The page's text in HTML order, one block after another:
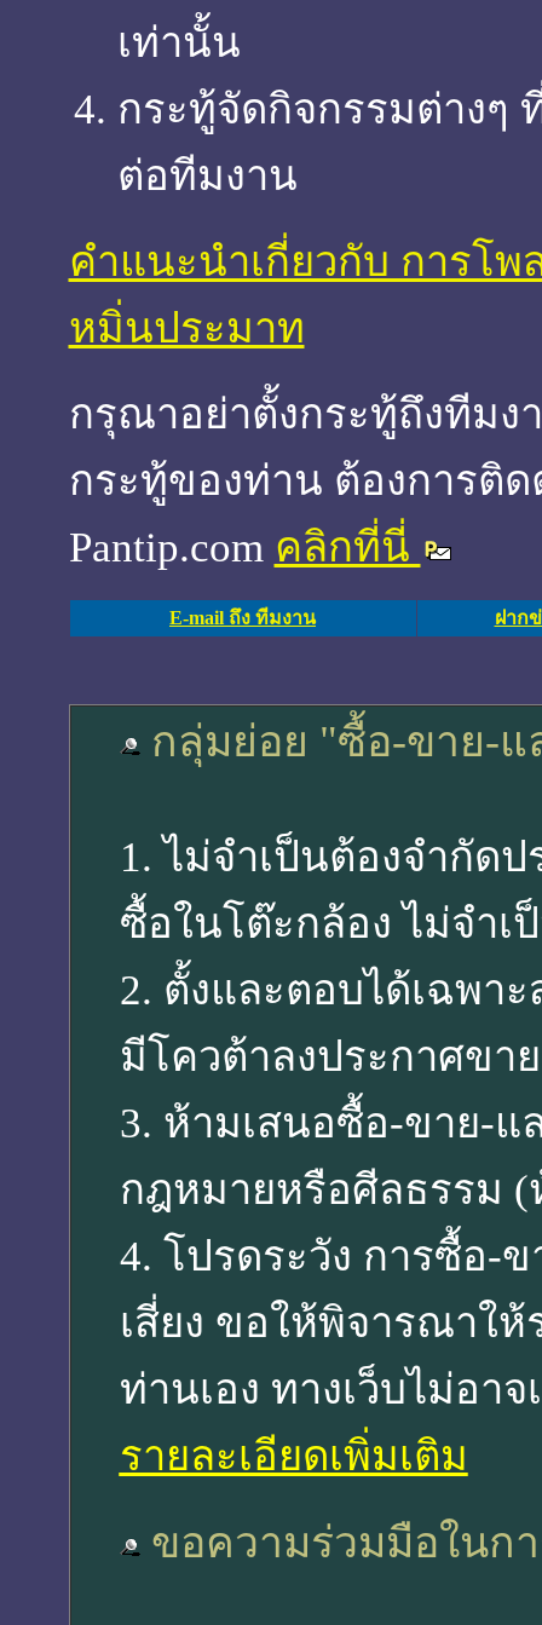
เท่านั้น
กระทู้จัดกิจกรรมต่างๆ
ต่อทีมงาน
คำแนะนำเกี่ยวกับ การโ
หมิ่นประมาท
กรุณาอย่าตั้งกระทู้ถึงทีมง
กระทู้ของท่าน ต้องการติ
Pantip.com คลิกที่นี่
E-mail ถึง ทีมงาน ฝาก
กลุ่มย่อย "ซื้อ-ขาย-แ
1. ไม่จำเป็นต้องจำกัด
ซื้อในโต๊ะกล้อง ไม่จำเ
2. ตั้งและตอบได้เฉพา
มีโควต้าลงประกาศขา
3. ห้ามเสนอซื้อ-ขาย-
กฎหมายหรือศีลธรรม
4. โปรดระวัง การซื้อ-
เสี่ยง ขอให้พิจารณาใ
ท่านเอง ทางเว็บไม่อา
รายละเอียดเพิ่มเติม
ขอความร่วมมือในก